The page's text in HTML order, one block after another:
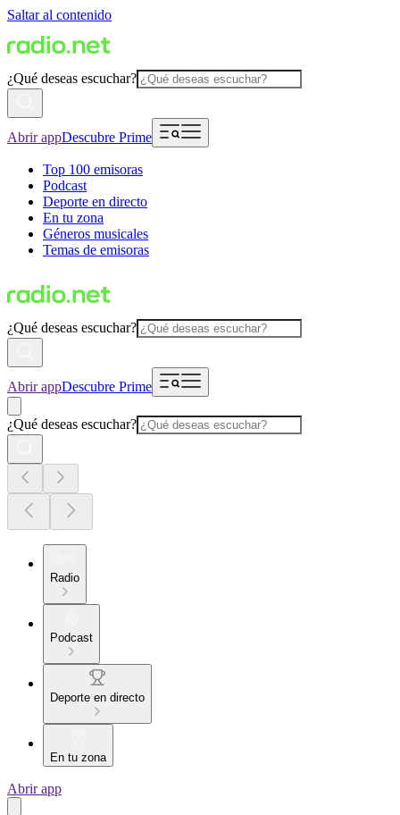
Saltar al contenido
¿Qué deseas escuchar?
Abrir appDescubre Prime
Top 100 emisoras
Podcast
Deporte en directo
En tu zona
Géneros musicales
Temas de emisoras
¿Qué deseas escuchar?
Abrir appDescubre Prime
¿Qué deseas escuchar?
Radio
Podcast
Deporte en directo
En tu zona
Abrir app